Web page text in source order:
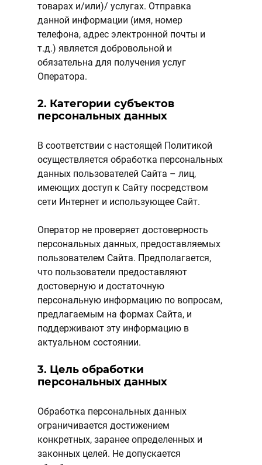
товарах и/или)/ услугах. Отправка
данной информации (имя, номер
телефона, адрес электронной почты и
т.д.) является добровольной и
обязательна для получения услуг
Оператора.
2. Категории субъектов
персональных данных
В соответствии с настоящей Политикой
осуществляется обработка персональных
данных пользователей Сайта – лиц,
имеющих доступ к Сайту посредством
сети Интернет и использующее Сайт.
Оператор не проверяет достоверность
персональных данных, предоставляемых
пользователем Сайта. Предполагается,
что пользователи предоставляют
достоверную и достаточную
персональную информацию по вопросам,
предлагаемым на формах Сайта, и
поддерживают эту информацию в
актуальном состоянии.
3. Цель обработки
персональных данных
Обработка персональных данных
ограничивается достижением
конкретных, заранее определенных и
законных целей. Не допускается